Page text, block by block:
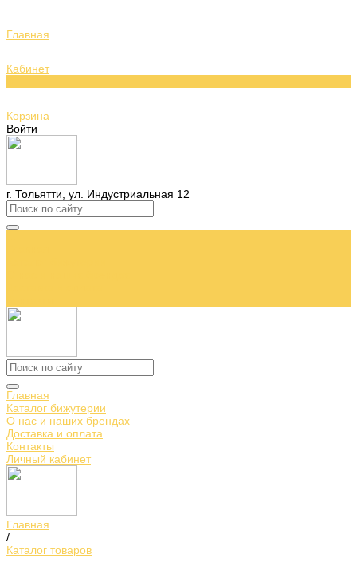
Главная
Кабинет
Корзина
Войти
г. Тольятти, ул. Индустриальная 12
Главная
Каталог бижутерии
О нас и наших брендах
Доставка и оплата
Контакты
Личный кабинет
Главная
/
Каталог товаров